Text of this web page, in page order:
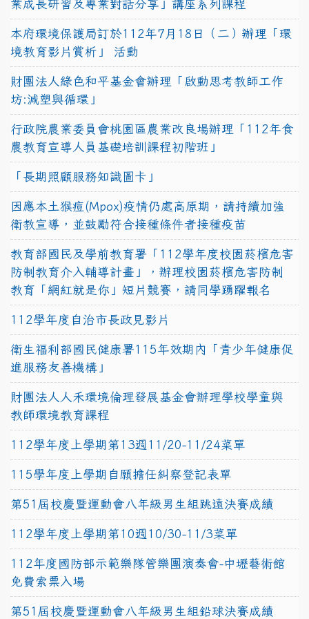
業成長研習及專業對話分享」講座系列課程
本府環境保護局訂於112年7月18日（二）辦理「環
境教育影片賞析」 活動
財團法人綠色和平基金會辦理「啟動思考教師工作
坊:減塑與循環」
行政院農業委員會桃園區農業改良場辦理「112年食
農教育宣導人員基礎培訓課程初階班」
「長期照顧服務知識圖卡」
因應本土猴痘(Mpox)疫情仍處高原期，請持續加強
衛教宣導，並鼓勵符合接種條件者接種疫苗
教育部國民及學前教育署「112學年度校園菸檳危害
防制教育介入輔導計畫」，辦理校園菸檳危害防制
教育「網紅就是你」短片競賽，請同學踴躍報名
112學年度自治市長政見影片
衛生福利部國民健康署115年效期內「青少年健康促
進服務友善機構」
財團法人人禾環境倫理發展基金會辦理學校學童與
教師環境教育課程
112學年度上學期第13週11/20-11/24菜單
115學年度上學期自願擔任糾察登記表單
第51屆校慶暨運動會八年級男生組跳遠決賽成績
112學年度上學期第10週10/30-11/3菜單
112年度國防部示範樂隊管樂團演奏會-中壢藝術館
免費索票入場
第51屆校慶暨運動會八年級男生組鉛球決賽成績